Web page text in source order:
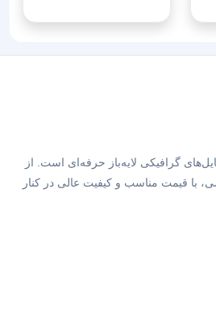
گرافیکی لایه‌باز حرفه‌ای است. از
با قیمت مناسب و کیفیت عالی در کنار